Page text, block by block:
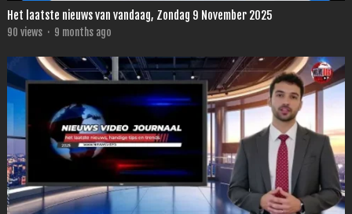
Het laatste nieuws van vandaag, Zondag 9 November 2025
90 views · 9 months ago